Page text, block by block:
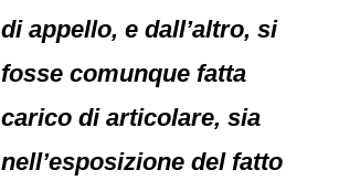
di appello, e dall’altro, si
fosse comunque fatta
carico di articolare, sia
nell’esposizione del fatto